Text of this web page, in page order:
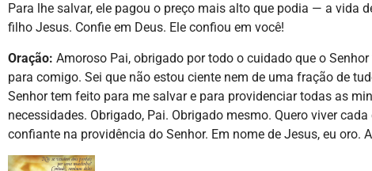
Para lhe salvar, ele pagou o preço mais alto que podia — a vida
filho Jesus. Confie em Deus. Ele confiou em você!
Oração: Amoroso Pai, obrigado por todo o cuidado que o Senhor
para comigo. Sei que não estou ciente nem de uma fração de
Senhor tem feito para me salvar e para providenciar todas as
necessidades. Obrigado, Pai. Obrigado mesmo. Quero viver cada
confiante na providência do Senhor. Em nome de Jesus, eu oro.